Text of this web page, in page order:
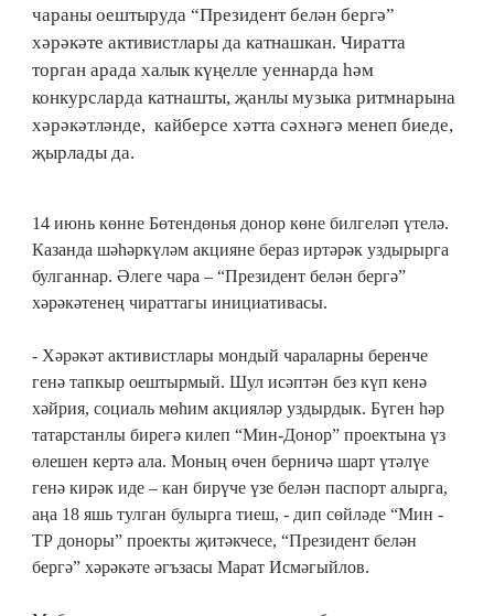
чараны оештыруда “Президент белән бергә”
хәрәкәте активистлары да катнашкан. Чиратта
торган арада халык күңелле уеннарда һәм
конкурсларда катнашты, җанлы музыка ритмнарына
хәрәкәтләнде, кайберсе хәтта сәхнәгә менеп биеде,
җырлады да.
14 июнь көнне Бөтендөнья донор көне билгеләп үтелә.
Казанда шәһәркүләм акцияне бераз иртәрәк уздырырга
булганнар. Әлеге чара – “Президент белән бергә”
хәрәкәтенең чираттагы инициативасы.
- Хәрәкәт активистлары мондый чараларны беренче
генә тапкыр оештырмый. Шул исәптән без күп кенә
хәйрия, социаль мөһим акцияләр уздырдык. Бүген һәр
татарстанлы бирегә килеп “Мин-Донор” проектына үз
өлешен кертә ала. Моның өчен берничә шарт үтәлүе
генә кирәк иде – кан бирүче үзе белән паспорт алырга,
аңа 18 яшь тулган булырга тиеш, - дип сөйләде “Мин -
ТР доноры” проекты җитәкчесе, “Президент белән
бергә” хәрәкәте әгъзасы Марат Исмәгыйлов.